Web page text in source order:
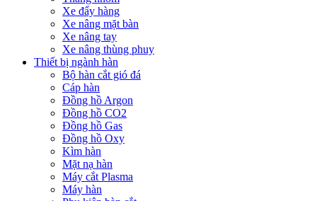
Xe đẩy hàng
Xe nâng mặt bàn
Xe nâng tay
Xe nâng thùng phuy
Thiết bị ngành hàn
Bộ hàn cắt gió đá
Cáp hàn
Đồng hồ Argon
Đồng hồ CO2
Đồng hồ Gas
Đồng hồ Oxy
Kìm hàn
Mặt nạ hàn
Máy cắt Plasma
Máy hàn